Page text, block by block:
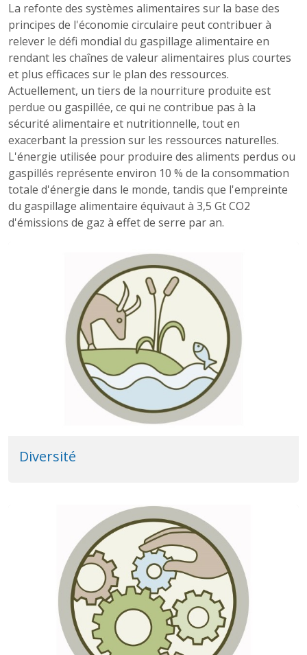
La refonte des systèmes alimentaires sur la base des
principes de l'économie circulaire peut contribuer à
relever le défi mondial du gaspillage alimentaire en
rendant les chaînes de valeur alimentaires plus courtes
et plus efficaces sur le plan des ressources.
Actuellement, un tiers de la nourriture produite est
perdue ou gaspillée, ce qui ne contribue pas à la
sécurité alimentaire et nutritionnelle, tout en
exacerbant la pression sur les ressources naturelles.
L'énergie utilisée pour produire des aliments perdus ou
gaspillés représente environ 10 % de la consommation
totale d'énergie dans le monde, tandis que l'empreinte
du gaspillage alimentaire équivaut à 3,5 Gt CO2
d'émissions de gaz à effet de serre par an.
Diversité